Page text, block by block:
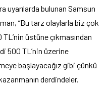
uyarılarda bulunan Samsun
“Bu tarz olaylarla biz çok
TL’nin üstüne çıkmasından
500 TL’nin üzerine
başlayacağız gibi çünkü
derdindeler.